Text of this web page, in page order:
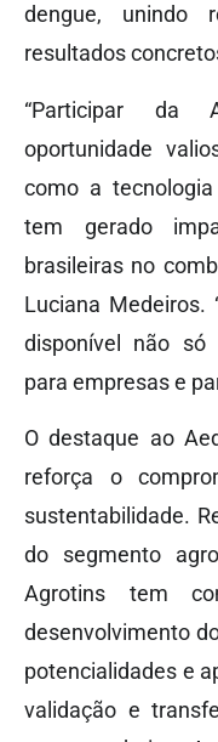
dengue, unindo
resultados
“Participar da
oportunidade
como a
tem gerado
brasileiras no
Luciana Medeiros.
disponível não só
para empresas e
O destaque ao
reforça o
sustentabilidade.
do segmento
Agrotins tem
desenvolvimento
potencialidades e
validação e